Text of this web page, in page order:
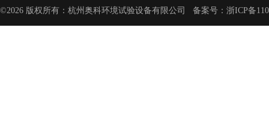
©2026 版权所有：杭州奥科环境试验设备有限公司 备案号： 浙ICP备